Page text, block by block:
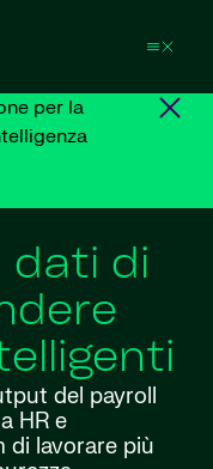
per la
dati di
del payroll
HR e
di lavorare più